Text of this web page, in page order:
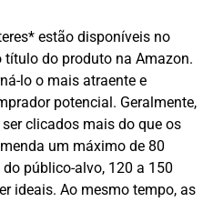
estão disponíveis no
título do produto na Amazon.
lo o mais atraente e
potencial. Geralmente,
clicados mais do que os
um máximo de 80
público-alvo, 120 a 150
ideais. Ao mesmo tempo, as